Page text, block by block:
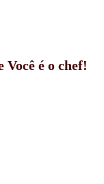
Você é o chef!